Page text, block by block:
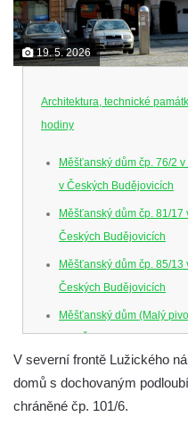
19. 5. 2026
Architektura, technické
hodiny
Měšťanský dům čp. 76/2
v Českých Budějovicích
Měšťanský dům čp. 81/17
Českých Budějovicích
Měšťanský dům čp. 85/13
Českých Budějovicích
Měšťanský dům (Malý
IV. v Českých Budějovicích
Dům U Ferusů na
Českých Budějovicích
Solnice na Piaristickém
V severní frontě Lužického
domů s dochovaným
chráněné čp. 101/6.